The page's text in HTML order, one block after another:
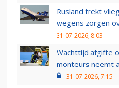
Rusland trekt
wegens zorgen
31-07-2026, 8:03
Wachttijd afgifte
monteurs neemt
31-07-2026, 7:15